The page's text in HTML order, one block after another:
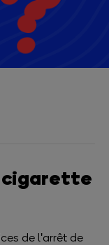
cigarette
de l'arrêt de